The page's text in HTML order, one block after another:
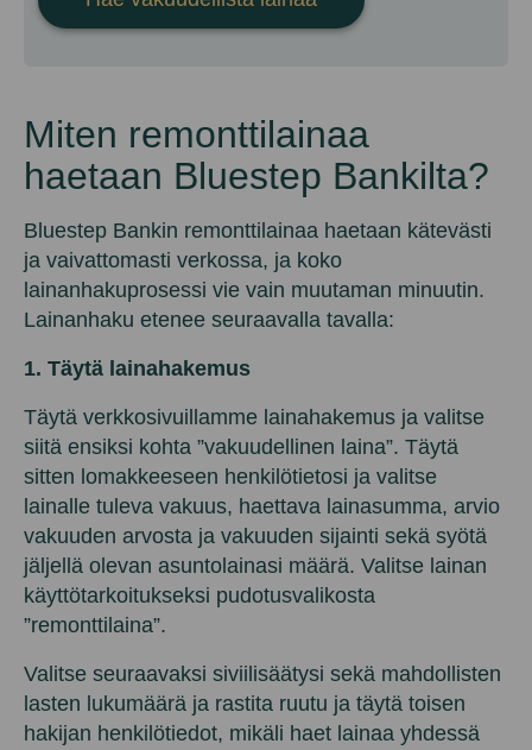
Miten remonttilainaa
haetaan Bluestep Bankilta?
Bluestep Bankin remonttilainaa haetaan kätevästi
ja vaivattomasti verkossa, ja koko
lainanhakuprosessi vie vain muutaman minuutin.
Lainanhaku etenee seuraavalla tavalla:
1. Täytä lainahakemus
Täytä verkkosivuillamme lainahakemus ja valitse
siitä ensiksi kohta ”vakuudellinen laina”. Täytä
sitten lomakkeeseen henkilötietosi ja valitse
lainalle tuleva vakuus, haettava lainasumma, arvio
vakuuden arvosta ja vakuuden sijainti sekä syötä
jäljellä olevan asuntolainasi määrä. Valitse lainan
käyttötarkoitukseksi pudotusvalikosta
”remonttilaina”.
Valitse seuraavaksi siviilisäätysi sekä mahdollisten
lasten lukumäärä ja rastita ruutu ja täytä toisen
hakijan henkilötiedot, mikäli haet lainaa yhdessä